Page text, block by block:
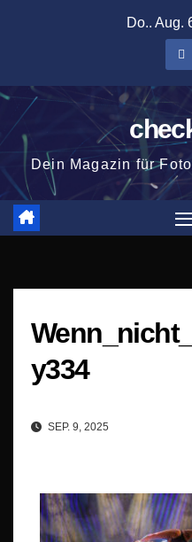
Do.. Aug.
Dein Magazin für
y334
SEP. 9, 2025